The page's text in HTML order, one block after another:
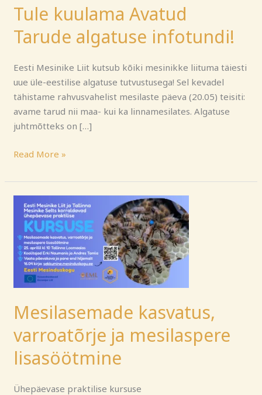
Tule kuulama Avatud
Tarude algatuse infotundi!
Eesti Mesinike Liit kutsub kõiki mesinikke liituma täiesti
uue üle-eestilise algatuse tutvustusega! Sel kevadel
tähistame rahvusvahelist mesilaste päeva (20.05) teisiti:
avame tarud nii maa- kui ka linnamesilates. Algatuse
juhtmõtteks on […]
Read More »
Mesilasemade kasvatus,
varroatõrje ja mesilaspere
lisasöötmine
Ühepäevase praktilise kursuse
Mesilasemade
kasvatus,
varroatõrje
ja
mesilaspere
lisasöötmine